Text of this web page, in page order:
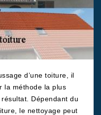
d’une toiture, il
la méthode la plus
Dépendant du
le nettoyage peut